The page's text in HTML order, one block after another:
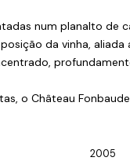
num planalto de
da vinha,
o Château
2005